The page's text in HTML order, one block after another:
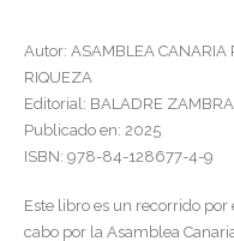
Autor: ASAMBLEA CANARIA
RIQUEZA
Editorial: BALADRE ZAMBRA
Publicado en: 2025
ISBN: 978-84-128677-4-9
Este libro es un recorrido
cabo por la Asamblea